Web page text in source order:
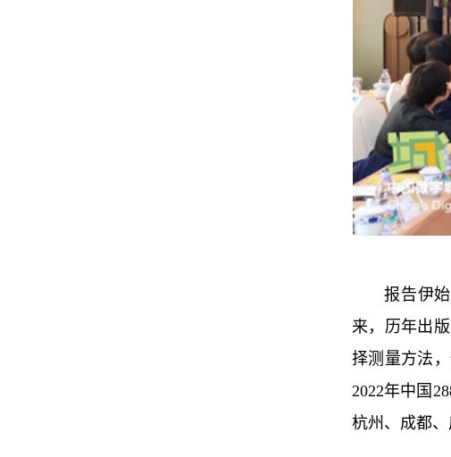
报告伊
来，历年出
择测量方法
2022年中国
杭州、成都、